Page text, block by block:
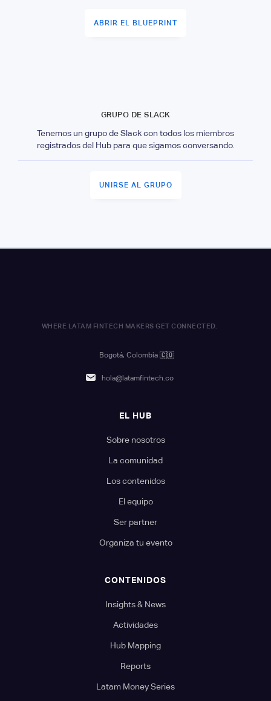
ABRIR EL BLUEPRINT
GRUPO DE SLACK
Tenemos un grupo de Slack con todos los miembros
registrados del Hub para que sigamos conversando.
UNIRSE AL GRUPO
WHERE LATAM FINTECH MAKERS GET CONNECTED.
Bogotá, Colombia 🇨🇴
hola@latamfintech.co
EL HUB
Sobre nosotros
La comunidad
Los contenidos
El equipo
Ser partner
Organiza tu evento
CONTENIDOS
Insights & News
Actividades
Hub Mapping
Reports
Latam Money Series